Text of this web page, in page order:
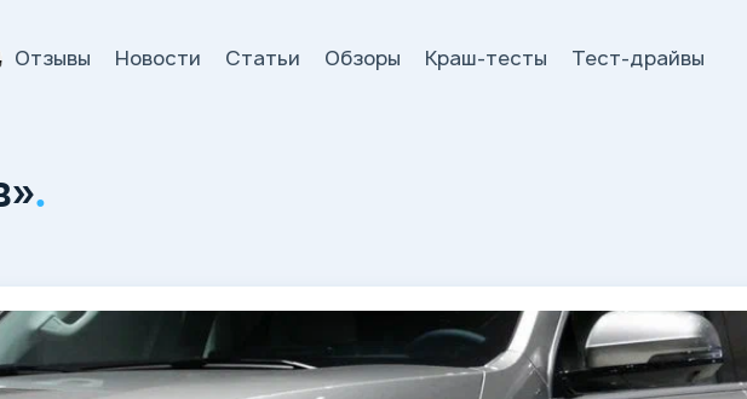
Отзывы Новости Статьи Обзоры Краш-тесты Тест-драйвы
.